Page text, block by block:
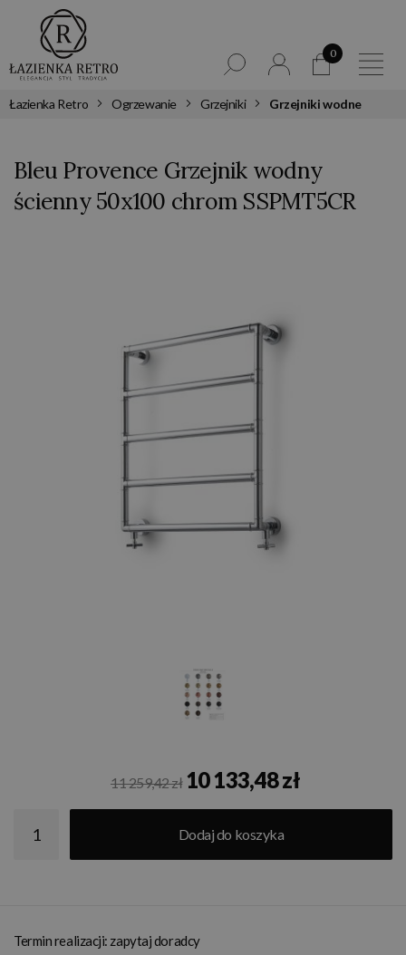
0
Łazienka Retro Ogrzewanie Grzejniki Grzejniki wodne
Bleu Provence Grzejnik wodny
ścienny 50x100 chrom SSPMT5CR
11 259,42 zł 10 133,48 zł
Dodaj do koszyka
Termin realizacji: zapytaj doradcy